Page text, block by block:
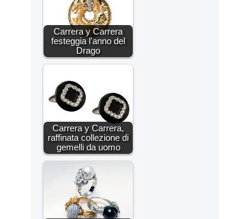
Carrera y Carrera
festeggia l'anno del
Drago
Carrera y Carrera,
raffinata collezione di
gemelli da uomo